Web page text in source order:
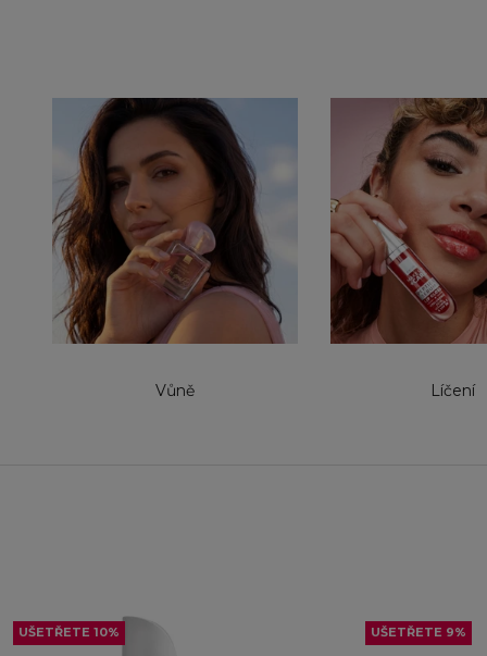
Vůně Líčení
UŠETŘETE 10% UŠETŘETE 9%